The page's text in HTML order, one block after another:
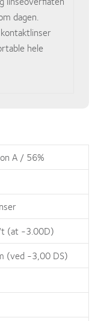
dagen.
hele
A / 56%
(at -3.00D)
(ved -3,00 DS)